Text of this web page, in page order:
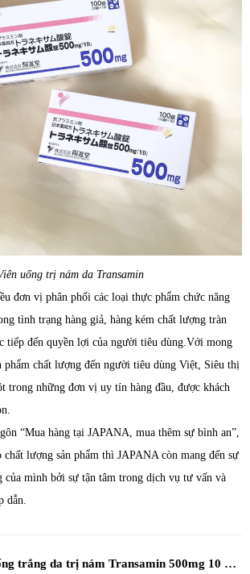
uống trị nám da Transamin
đơn vị phân phối các loại thực phẩm chức năng
tình trạng hàng giả, hàng kém chất lượng tràn
tiếp đến quyền lợi của người tiêu dùng.Với mong
phẩm chất lượng đến người tiêu dùng Việt, Siêu thị
trong những đơn vị uy tín hàng đầu, được khách
“Mua hàng tại JAPANA, mua thêm sự bình an”,
chất lượng sản phẩm thì JAPANA còn mang đến sự
của mình bởi sự tận tâm trong dịch vụ tư vấn và
dẫn.
trắng da trị nám Transamin 500mg 10 vỉ